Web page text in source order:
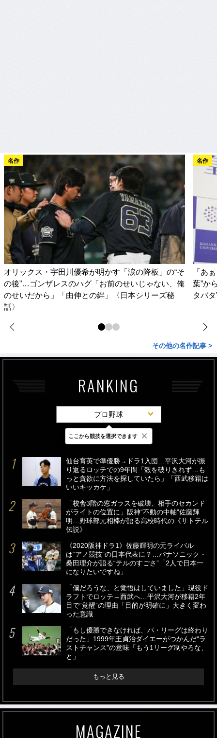
名作
オリックス・宇田川優希が明かす「涙の降板」の“そ
の後”…ゴンザレスのハグ「お前のせいじゃない、俺
のせいだから」「由伸との絆」〈日本シリーズ秘
話〉
名作
「あ
葉”か
タバ
その他の名作記事 >
RANKING
プロ野球
最新 24時間 週間
仙台育英で準優勝→ドラ1入団…平沢大河が振
り返るロッテでの9年間「殻を破りきれず…も
っと貪欲に方法を探していたら」「西武移籍は
いいキッカケ」
「校舎3階の窓ガラスを破壊、相手のセカンド
がライトの位置に」阪神“不動の中軸”佐藤輝
明…野球部元相棒が語る高校時代の《サトテル
伝説》
《2020阪神ドラ1》佐藤輝明の元ライバル
は“アノ競技”の日本代表に？…パナソニック・
桑田理介が語る“テルのすごさ”「2人で日本一
になりたいですね」
「僕だろうな、と覚悟はしていました」現役ド
ラフトでロッテ→西武へ…平沢大河が移籍2年
目で“覚醒”の理由「目的が明確に」大きく変わ
った意識
「もし優勝できなければ、パ・リーグは終わり
だった」1999年王貞治ダイエーがつかんだ“ラ
ストチャンス”の意味「もう1リーグ制やろな、
と」
もっと見る
MAGAZINE
ここから競技を選択できます ×